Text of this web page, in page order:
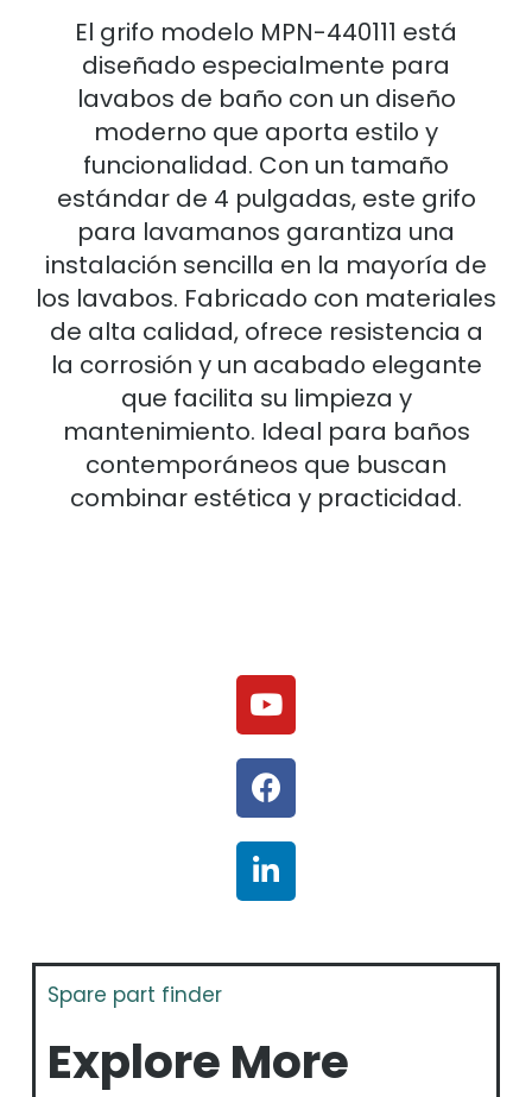
El grifo modelo MPN-440111 está
diseñado especialmente para
lavabos de baño con un diseño
moderno que aporta estilo y
funcionalidad. Con un tamaño
estándar de 4 pulgadas, este grifo
para lavamanos garantiza una
instalación sencilla en la mayoría de
los lavabos. Fabricado con materiales
de alta calidad, ofrece resistencia a
la corrosión y un acabado elegante
que facilita su limpieza y
mantenimiento. Ideal para baños
contemporáneos que buscan
combinar estética y practicidad.
Spare part finder
Explore More